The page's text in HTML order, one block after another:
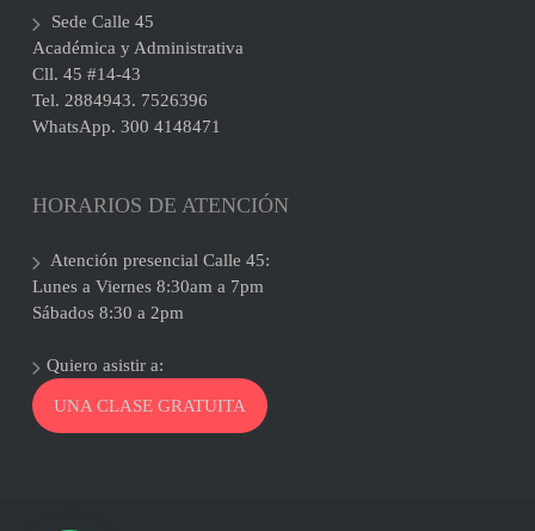
Sede Calle 45
Académica y Administrativa
Cll. 45 #14-43
Tel. 2884943. 7526396
WhatsApp. 300 4148471
HORARIOS DE ATENCIÓN
Atención presencial Calle 45:
Lunes a Viernes 8:30am a 7pm
Sábados 8:30 a 2pm
Quiero asistir a:
UNA CLASE GRATUITA